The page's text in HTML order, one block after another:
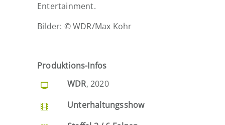
Entertainment.
Bilder: © WDR/Max Kohr
Produktions-Infos
WDR, 2020
Unterhaltungsshow